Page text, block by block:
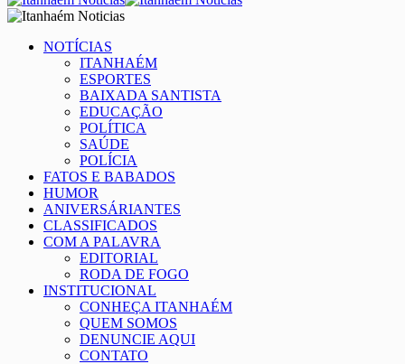
NOTÍCIAS
ITANHAÉM
ESPORTES
BAIXADA SANTISTA
EDUCAÇÃO
POLÍTICA
SAÚDE
POLÍCIA
FATOS E BABADOS
HUMOR
ANIVERSÁRIANTES
CLASSIFICADOS
COM A PALAVRA
EDITORIAL
RODA DE FOGO
INSTITUCIONAL
CONHEÇA ITANHAÉM
QUEM SOMOS
DENUNCIE AQUI
CONTATO